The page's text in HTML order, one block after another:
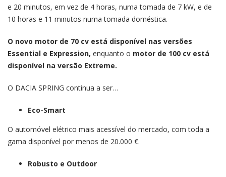
e 20 minutos, em vez de 4 horas, numa tomada de 7 kW, e de
10 horas e 11 minutos numa tomada doméstica.
O novo motor de 70 cv está disponível nas versões
Essential e Expression, enquanto o motor de 100 cv está
disponível na versão Extreme.
O DACIA SPRING continua a ser…
Eco-Smart
O automóvel elétrico mais acessível do mercado, com toda a
gama disponível por menos de 20.000 €.
Robusto e Outdoor